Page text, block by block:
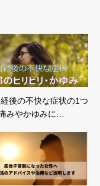
後の不快な症状の1つ
みやかゆみに…